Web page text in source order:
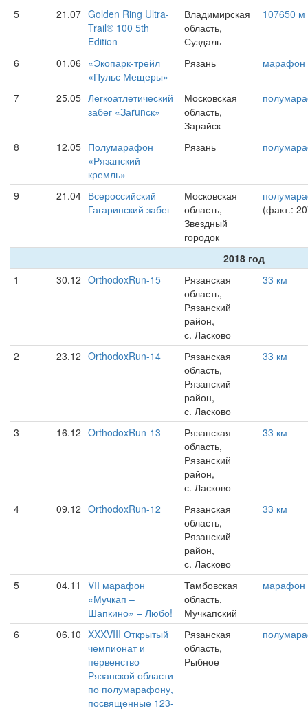
5 21.07 Golden Ring Ultra-
Trail® 100 5th
Edition
Владимирская
область,
Суздаль
107650 м
6 01.06 «Экопарк-трейл
«Пульс Мещеры»
Рязань марафон
7 25.05 Легкоатлетический
забег «Заrunск»
Московская
область,
Зарайск
8 12.05 Полумарафон
«Рязанский
кремль»
Рязань
9 21.04 Всероссийский
Гагаринский забег
Московская
область,
Звездный
городок
(факт.:
2018 год
1
30.12 OrthodoxRun-15
Рязанская
область,
Рязанский
район,
с. Ласково
33 км
2 23.12 OrthodoxRun-14
Рязанская
область,
Рязанский
район,
с. Ласково
33 км
3 16.12 OrthodoxRun-13
Рязанская
область,
Рязанский
район,
с. Ласково
33 км
4 09.12 OrthodoxRun-12
Рязанская
область,
Рязанский
район,
с. Ласково
33 км
5 04.11
VII марафон
«Мучкап –
Шапкино» – Любо!
Тамбовская
область,
Мучкапский
марафон
6 06.10 XXXVIII Открытый
чемпионат и
первенство
Рязанской области
по полумарафону,
посвященные 123-
Рязанская
область,
Рыбное